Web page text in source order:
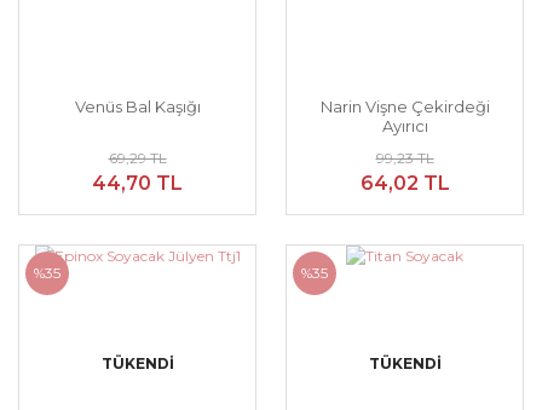
Venüs Bal Kaşığı
69,29 TL
44,70 TL
Narin Vişne Çekirdeği
Ayırıcı
99,23 TL
64,02 TL
%35
TÜKENDİ
%35
TÜKENDİ